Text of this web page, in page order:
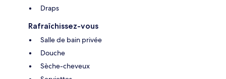
Draps
Rafraîchissez-vous
Salle de bain privée
Douche
Sèche-cheveux